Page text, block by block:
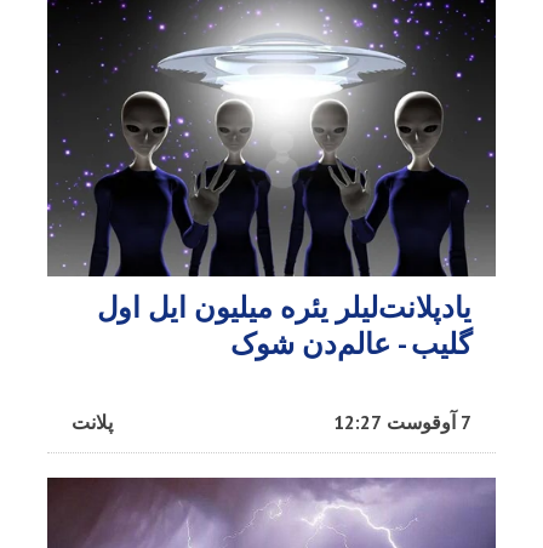
یادپلانت‌لیلر یئره میلیون ایل اول
گلیب - عالم‌دن شوک
پلانت 7 آوقوست 12:27